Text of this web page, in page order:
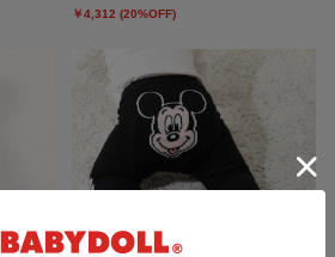
￥4,312 (20%OFF)